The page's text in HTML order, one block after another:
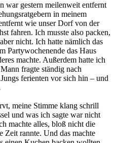
war gestern meilenweit entfernt
in meinem
wie unser Dorf von der
fahren. Ich musste also packen,
nicht. Ich hatte nämlich das
Partywochenende das Haus
machte. Außerdem hatte ich
fragte ständig nach
ferienten vor sich hin – und
meine Stimme klang schrill
und was ich sagte war nicht
machte alles, bloß nicht die
rannte. Und das machte